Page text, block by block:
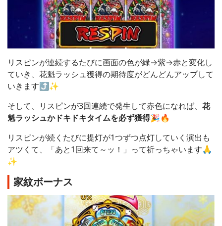
リスピンが連続するたびに画面の色が緑→紫→赤と変化し
ていき、花魁ラッシュ獲得の期待度がどんどんアップして
いきます⤴️✨
そして、リスピンが3回連続で発生して赤色になれば、 花
魁ラッシュかドキドキタイムを必ず獲得🎉🔥
リスピンが続くたびに提灯が1つずつ点灯していく演出も
アツくて、「あと1回来て～ッ！」って祈っちゃいます🙏
✨
家紋ボーナス